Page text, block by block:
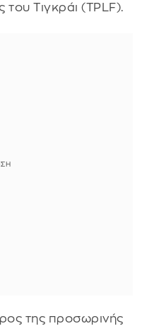
Τιγκράι (TPLF).
της προσωρινής